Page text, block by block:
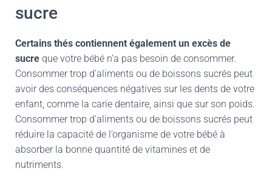
sucre
Certains thés contiennent également un excès de
sucre que votre bébé n’a pas besoin de consommer.
Consommer trop d’aliments ou de boissons sucrés peut
avoir des conséquences négatives sur les dents de votre
enfant, comme la carie dentaire, ainsi que sur son poids.
Consommer trop d’aliments ou de boissons sucrés peut
réduire la capacité de l’organisme de votre bébé à
absorber la bonne quantité de vitamines et de
nutriments.